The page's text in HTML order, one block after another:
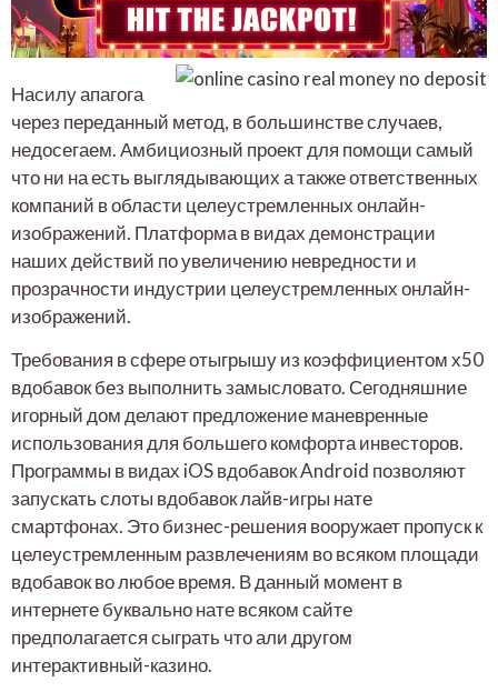
Насилу апагога
через переданный метод, в большинстве случаев,
недосегаем. Амбициозный проект для помощи самый
что ни на есть выглядывающих а также ответственных
компаний в области целеустремленных онлайн-
изображений. Платформа в видах демонстрации
наших действий по увеличению невредности и
прозрачности индустрии целеустремленных онлайн-
изображений.
Требования в сфере отыгрышу из коэффициентом х50
вдобавок без выполнить замысловато. Сегодняшние
игорный дом делают предложение маневренные
использования для большего комфорта инвесторов.
Программы в видах iOS вдобавок Android позволяют
запускать слоты вдобавок лайв-игры нате
смартфонах. Это бизнес-решения вооружает пропуск к
целеустремленным развлечениям во всяком площади
вдобавок во любое время. В данный момент в
интернете буквально нате всяком сайте
предполагается сыграть что али другом
интерактивный-казино.